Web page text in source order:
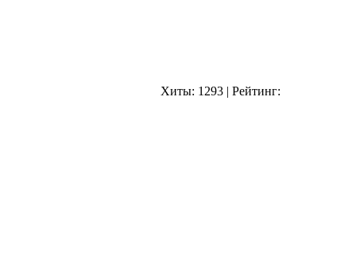
Хиты: 1293 | Рейтинг: